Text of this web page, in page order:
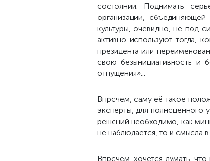
состоянии. Поднимать
организации,
культуры, очевидно, не под
активно используют тогда,
президента или
свою безынициативность и
отпущения»...
Впрочем, саму её такое
эксперты, для полноценного
решений необходимо, как
не наблюдается, то и смысла
Впрочем, хочется думать,